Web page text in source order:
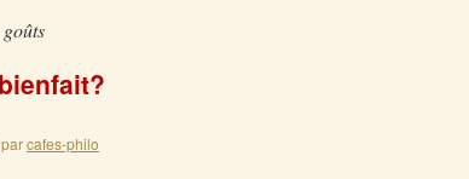
goûts
parcafes-philo